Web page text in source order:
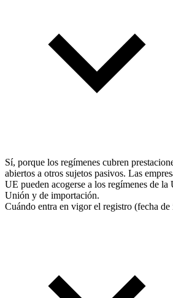
Sí, porque los regímenes cubren
abiertos a otros sujetos pasivos. Las
UE pueden acogerse a los regímenes de
Unión y de importación.
Cuándo entra en vigor el registro (fecha